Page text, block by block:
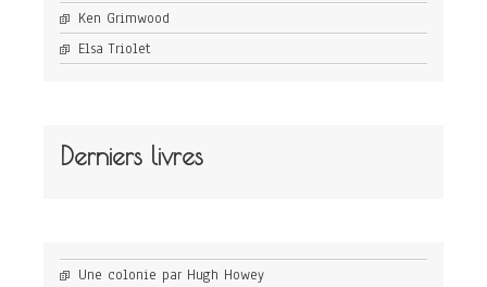
Ken Grimwood
Elsa Triolet
Derniers livres
Une colonie par Hugh Howey